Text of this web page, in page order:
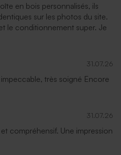
Enveloppe naissance crème
autocollante
en bois personnalisés, ils
sur les photos du site.
le conditionnement super. Je
31.07.26
très soigné Encore
31.07.26
compréhensif. Une impression